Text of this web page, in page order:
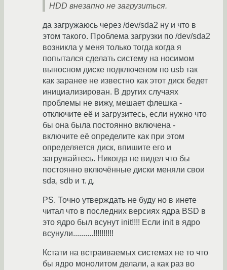
HDD внезапно не загрузиться.
да загружаюсь через /dev/sda2 ну и что в
этом такого. Проблема загрузки по /dev/sda2
возникла у меня только тогда когда я
попытался сделать систему на носимом
выносном диске подключеном по usb так
как заранее не известно как этот диск бедет
инициализирован. В других случаях
проблемы не вижу, мешает флешка -
отключите её и загрузитесь, если нужно что
бы она была постоянно включена -
включите её определите как при этом
определяется диск, впишите его и
загружайтесь. Никогда не видел что бы
постоянно включённые диски меняли свои
sda, sdb и т. д.
PS. Точно утверждать не буду но в инете
читал что в последних версиях ядра BSD в
это ядро был всунут init!!!! Если init в ядро
всунули..........!!!!!!!!!!
Кстати на встраиваемых системах не то что
бы ядро монолитом делали, а как раз во